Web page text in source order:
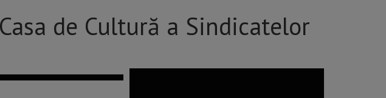
de Cultură a Sindicatelor